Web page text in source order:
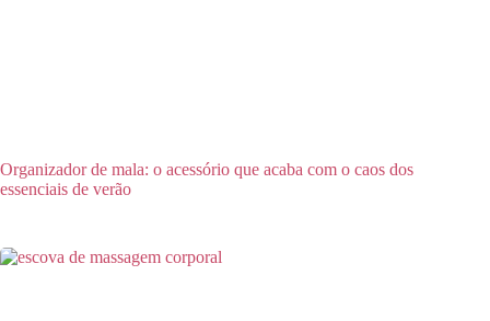
Organizador de mala: o acessório que acaba com o caos dos
essenciais de verão